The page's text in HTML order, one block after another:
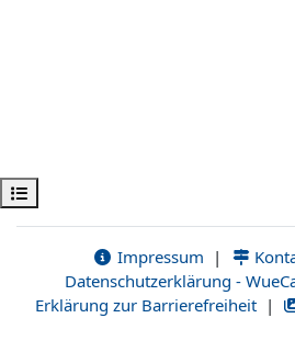
Kursindex öffnen
Impressum |
Datenschutzerklärung -
Erklärung zur Barrierefreiheit |